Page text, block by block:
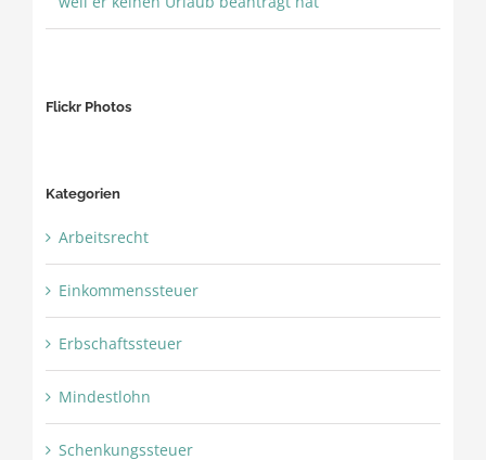
Flickr Photos
Kategorien
Arbeitsrecht
Einkommenssteuer
Erbschaftssteuer
Mindestlohn
Schenkungssteuer